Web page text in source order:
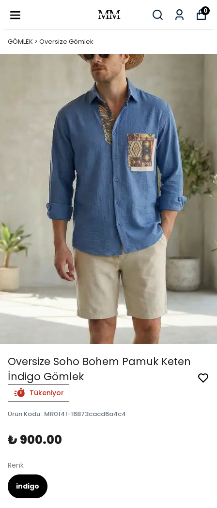
0
GÖMLEK > Oversize Gömlek
Oversize Soho Bohem Pamuk Keten
İndigo Gömlek
Tükeniyor
Ürün Kodu: MR0141-16873cacd6a4c4
₺ 900.00
Renk
indigo